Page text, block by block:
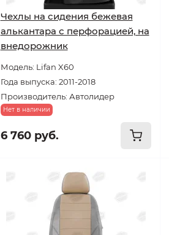
Чехлы на сидения бежевая
алькантара с перфорацией, на
внедорожник
Модель: Lifan X60
Года выпуска: 2011-2018
Производитель: Автолидер
Нет в наличии
6 760 руб.